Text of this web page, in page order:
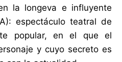
la longeva e influyente
espectáculo teatral de
popular, en el que el
y cuyo secreto es